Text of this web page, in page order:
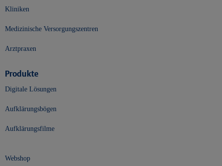
Kliniken
Medizinische Versorgungszentren
Arztpraxen
Produkte
Digitale Lösungen
Aufklärungsbögen
Aufklärungsfilme
Webshop